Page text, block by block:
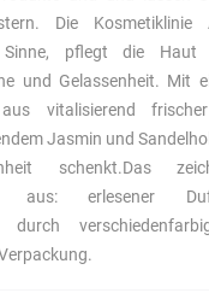
Die Kosmetiklinie
pflegt die Haut
und Gelassenheit. Mit
vitalisierend
Jasmin und
schenkt.Das
aus: erlesener
durch